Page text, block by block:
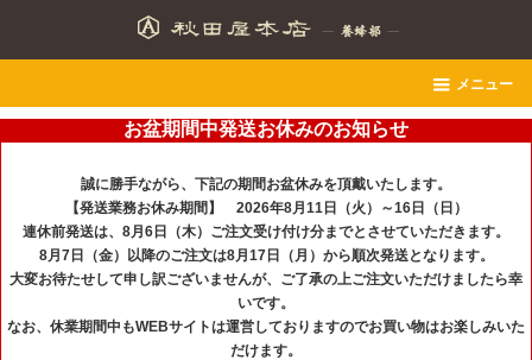
メニュー
お盆期間中発送お休みのお知らせ
誠に勝手ながら、下記の期間お盆休みを頂戴いたします。
【発送業務お休み期間】 2026年8月11日（火）～16日（日）
連休前発送は、8月6日（木）ご注文受け付け分までとさせていただきます。
8月7日（金）以降のご注文は8月17日（月）から順次発送となります。
大変お待たせして申し訳ございませんが、ご了承の上ご注文いただけましたら幸
いです。
なお、休業期間中もWEBサイトは運営しておりますのでお買い物はお楽しみいた
だけます。